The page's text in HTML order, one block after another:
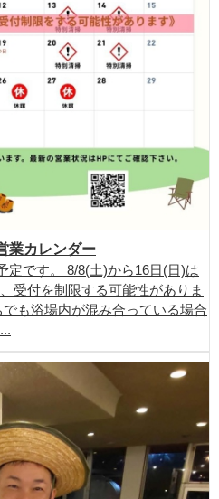
業カレンダー
定です。 8/8(土)から16日(日)は
受付を制限する可能性がありま
も浴場内が混み合っている場合